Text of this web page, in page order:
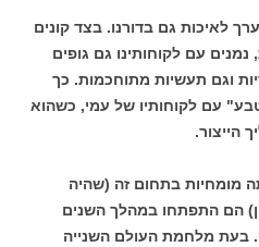
לאיכות גם בדורנו. בצד קונים
עם לקוחותינו גם גופים
וגם תעשיות מתוחכמות. כך
עם לקוחותיו של עמי, כשהוא
הייצור.
מומחיות בתחום זה (שהיה
הם התפתחו במהלך השנים
בעת מלחמת העולם השנייה